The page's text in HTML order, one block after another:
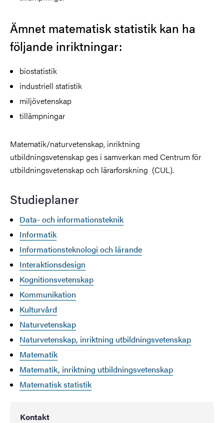
Ämnet matematisk statistik kan ha
följande inriktningar:
biostatistik
industriell statistik
miljövetenskap
tillämpningar
Matematik/naturvetenskap, inriktning
utbildningsvetenskap ges i samverkan med Centrum för
utbildningsvetenskap och lärarforskning (CUL).
Studieplaner
Data- och informationsteknik
Informatik
Informationsteknologi och lärande
Interaktionsdesign
Kognitionsvetenskap
Kommunikation
Kulturvård
Naturvetenskap
Naturvetenskap, inriktning utbildningsvetenskap
Matematik
Matematik, inriktning utbildningsvetenskap
Matematisk statistik
Kontakt